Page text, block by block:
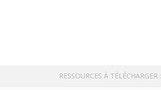
RESSOURCES À TÉLÉCHARGER :